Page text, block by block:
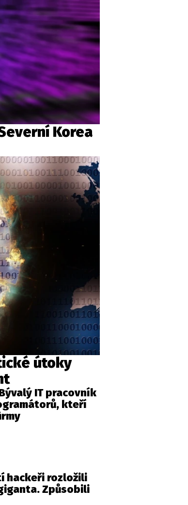
Korea
útoky
IT pracovník
kteří
hackeři rozložili
Způsobili